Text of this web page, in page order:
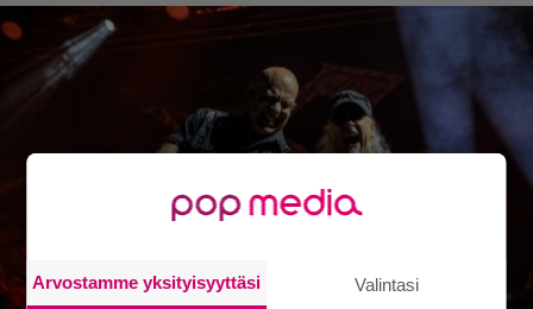
Arvostamme yksityisyyttäsi Valintasi